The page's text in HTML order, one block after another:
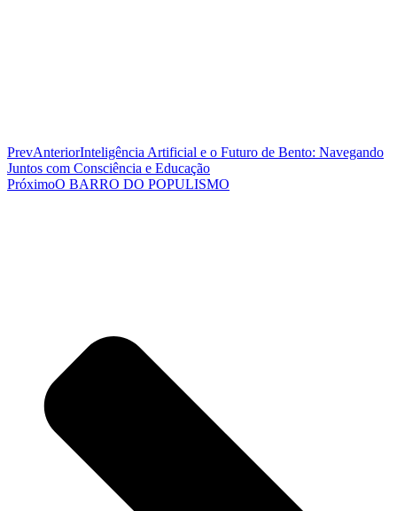
PrevAnteriorInteligência Artificial e o Futuro de Bento: Navegando
Juntos com Consciência e Educação
PróximoO BARRO DO POPULISMO